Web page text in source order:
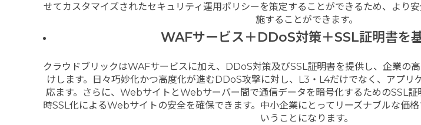
せてカスタマイズされたセキュリティ運用ポリシーを策定することができるため、より
施することができます。
WAFサービス＋DDoS対策＋SSL証明書を
クラウドブリックはWAFサービスに加え、DDoS対策及びSSL証明書を提供し、企業の
けします。日々巧妙化かつ高度化が進むDDoS攻撃に対し、L3・L4だけでなく、アプリ
応ます。さらに、WebサイトとWebサーバー間で通信データを暗号化するためのSSL証
時SSL化によるWebサイトの安全を確保できます。中小企業にとってリーズナブルな価
いうことになります。